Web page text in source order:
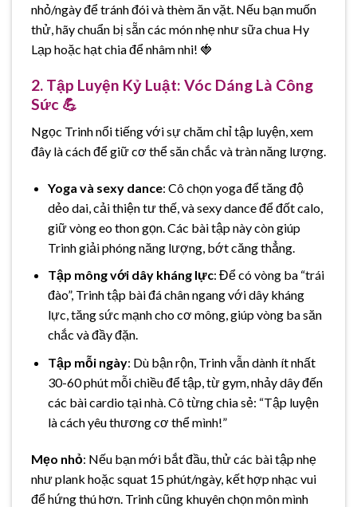
nhỏ/ngày để tránh đói và thèm ăn vặt. Nếu bạn muốn
thử, hãy chuẩn bị sẵn các món nhẹ như sữa chua Hy
Lạp hoặc hạt chia để nhâm nhi! 🍓
2. Tập Luyện Kỷ Luật: Vóc Dáng Là Công
Sức 💪
Ngọc Trinh nổi tiếng với sự chăm chỉ tập luyện, xem
đây là cách để giữ cơ thể săn chắc và tràn năng lượng.
Yoga và sexy dance: Cô chọn yoga để tăng độ
dẻo dai, cải thiện tư thế, và sexy dance để đốt calo,
giữ vòng eo thon gọn. Các bài tập này còn giúp
Trinh giải phóng năng lượng, bớt căng thẳng.
Tập mông với dây kháng lực: Để có vòng ba “trái
đào”, Trinh tập bài đá chân ngang với dây kháng
lực, tăng sức mạnh cho cơ mông, giúp vòng ba săn
chắc và đầy đặn.
Tập mỗi ngày: Dù bận rộn, Trinh vẫn dành ít nhất
30-60 phút mỗi chiều để tập, từ gym, nhảy dây đến
các bài cardio tại nhà. Cô từng chia sẻ: “Tập luyện
là cách yêu thương cơ thể mình!”
Mẹo nhỏ: Nếu bạn mới bắt đầu, thử các bài tập nhẹ
như plank hoặc squat 15 phút/ngày, kết hợp nhạc vui
để hứng thú hơn. Trinh cũng khuyên chọn môn mình